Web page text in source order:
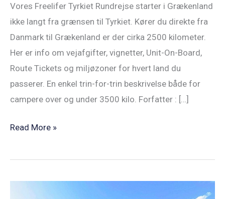
Vores Freelifer Tyrkiet Rundrejse starter i Grækenland
ikke langt fra grænsen til Tyrkiet. Kører du direkte fra
Danmark til Grækenland er der cirka 2500 kilometer.
Her er info om vejafgifter, vignetter, Unit-On-Board,
Route Tickets og miljøzoner for hvert land du
passerer. En enkel trin-for-trin beskrivelse både for
campere over og under 3500 kilo. Forfatter : […]
Read More »